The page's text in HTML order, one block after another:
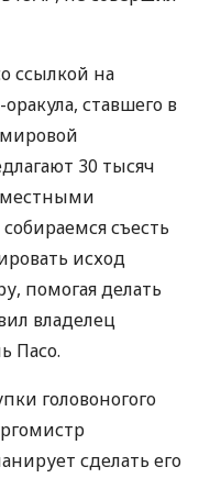
ссылкой на
ставшего в
30 тысяч
местными
съесть
исход
помогая делать
владелец
Пасо.
головоногого
сделать его